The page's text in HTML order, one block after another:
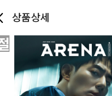
상품상세